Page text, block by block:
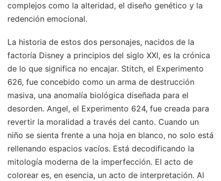
complejos como la alteridad, el diseño genético y la
redención emocional.
La historia de estos dos personajes, nacidos de la
factoría Disney a principios del siglo XXI, es la crónica
de lo que significa no encajar. Stitch, el Experimento
626, fue concebido como un arma de destrucción
masiva, una anomalía biológica diseñada para el
desorden. Angel, el Experimento 624, fue creada para
revertir la moralidad a través del canto. Cuando un
niño se sienta frente a una hoja en blanco, no solo está
rellenando espacios vacíos. Está decodificando la
mitología moderna de la imperfección. El acto de
colorear es, en esencia, un acto de interpretación. Al